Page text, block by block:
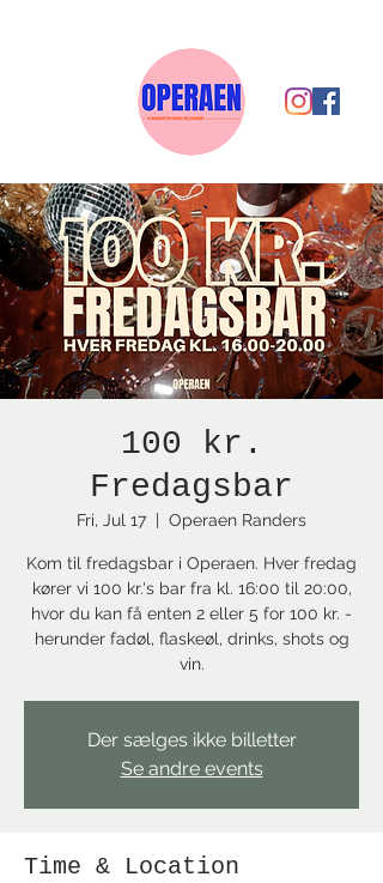
100 kr.
Fredagsbar
Fri, Jul 17
  |
Operaen Randers
Kom til fredagsbar i Operaen. Hver fredag
kører vi 100 kr.'s bar fra kl. 16:00 til 20:00,
hvor du kan få enten 2 eller 5 for 100 kr. -
herunder fadøl, flaskeøl, drinks, shots og
vin.
Der sælges ikke billetter
Se andre events
Time & Location